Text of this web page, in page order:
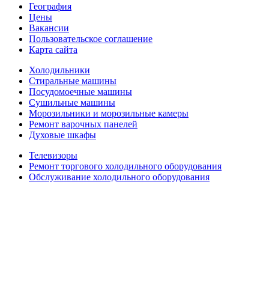
География
Цены
Вакансии
Пользовательское соглашение
Карта сайта
Холодильники
Стиральные машины
Посудомоечные машины
Сушильные машины
Морозильники и морозильные камеры
Ремонт варочных панелей
Духовые шкафы
Телевизоры
Ремонт торгового холодильного оборудования
Обслуживание холодильного оборудования